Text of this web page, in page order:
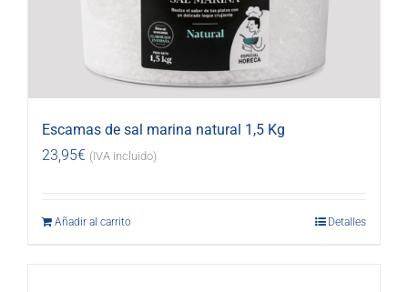
Escamas de sal marina natural 1,5 Kg
23,95€ (IVA incluido)
Añadir al carrito Detalles